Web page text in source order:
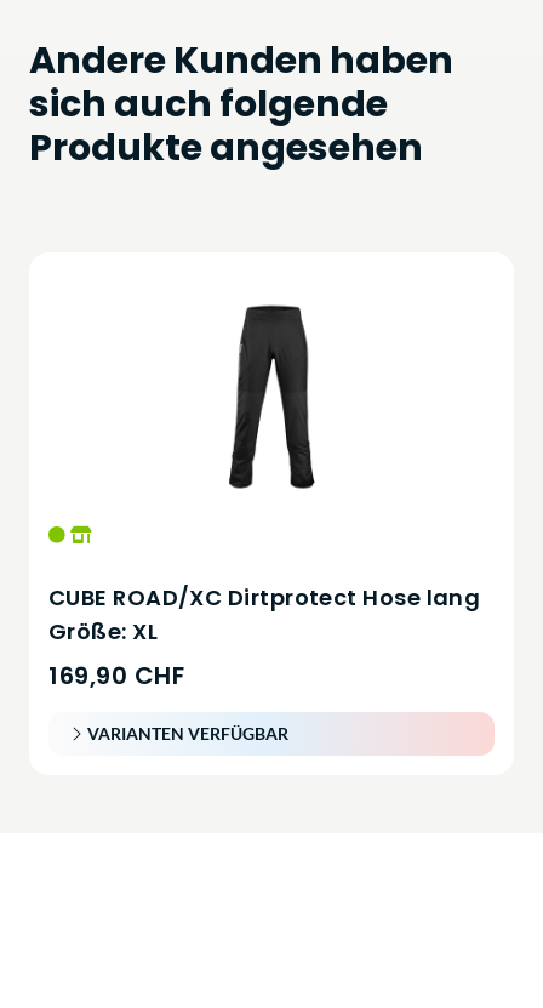
Andere Kunden haben
sich auch folgende
Produkte angesehen
CUBE ROAD/XC Dirtprotect Hose lang
Größe: XL
169,90 CHF
VARIANTEN VERFÜGBAR